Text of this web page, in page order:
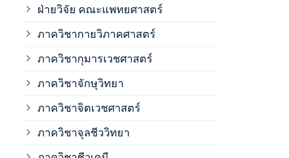
ฝ่ายวิจัย คณะแพทยศาสตร์
ภาควิชากายวิภาคศาสตร์
ภาควิชากุมารเวชศาสตร์
ภาควิชาจักษุวิทยา
ภาควิชาจิตเวชศาสตร์
ภาควิชาจุลชีววิทยา